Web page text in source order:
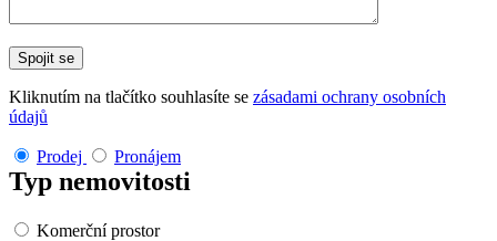
Kliknutím na tlačítko souhlasíte se zásadami ochrany osobních
údajů
Prodej Pronájem
Typ nemovitosti
Komerční prostor